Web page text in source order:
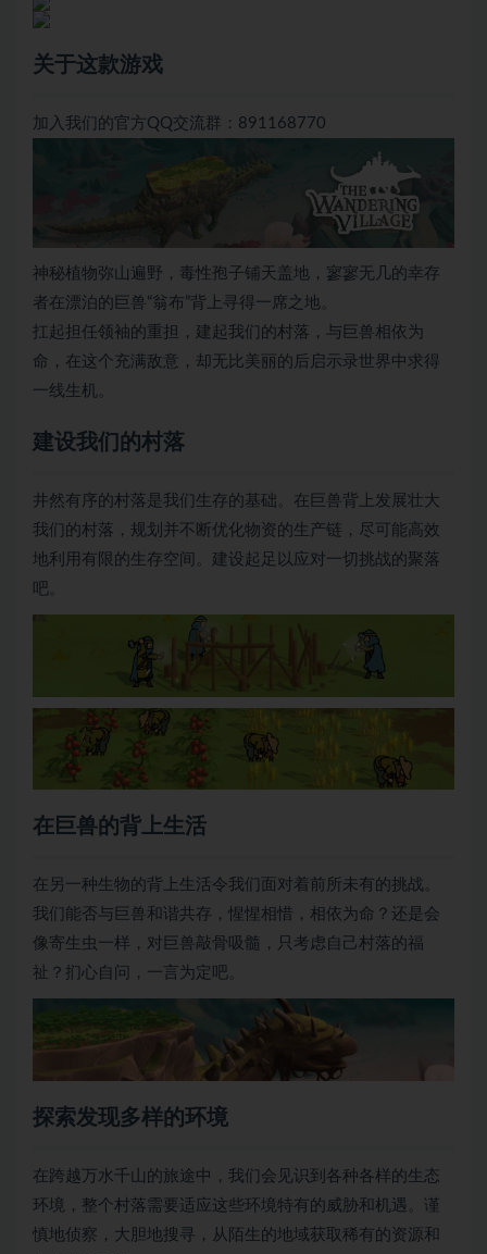
关于这款游戏
加入我们的官方QQ交流群：891168770
神秘植物弥山遍野，毒性孢子铺天盖地，寥寥无几的幸存
者在漂泊的巨兽“翁布”背上寻得一席之地。
扛起担任领袖的重担，建起我们的村落，与巨兽相依为
命，在这个充满敌意，却无比美丽的后启示录世界中求得
一线生机。
建设我们的村落
井然有序的村落是我们生存的基础。在巨兽背上发展壮大
我们的村落，规划并不断优化物资的生产链，尽可能高效
地利用有限的生存空间。建设起足以应对一切挑战的聚落
吧。
在巨兽的背上生活
在另一种生物的背上生活令我们面对着前所未有的挑战。
我们能否与巨兽和谐共存，惺惺相惜，相依为命？还是会
像寄生虫一样，对巨兽敲骨吸髓，只考虑自己村落的福
祉？扪心自问，一言为定吧。
探索发现多样的环境
在跨越万水千山的旅途中，我们会见识到各种各样的生态
环境，整个村落需要适应这些环境特有的威胁和机遇。谨
慎地侦察，大胆地搜寻，从陌生的地域获取稀有的资源和